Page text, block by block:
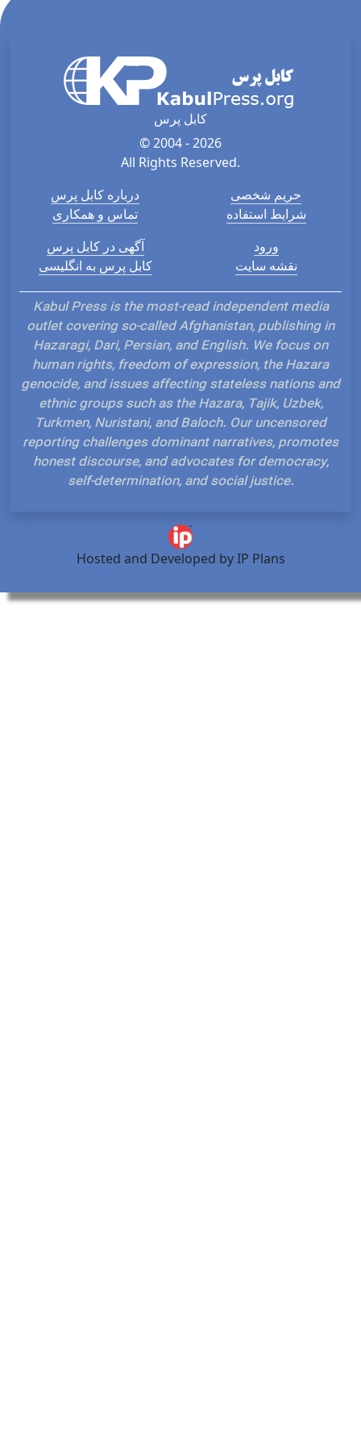
کابل پرس
© 2004 - 2026
All Rights Reserved.
درباره کابل پرس
تماس و همکاری
حریم شخصی
شرایط استفاده
آگهی در کابل پرس
کابل پرس به انگلیسی
نقشه سایت
Kabul Press is the most-read independent
outlet covering so-called Afghanistan,
Hazaragi, Dari, Persian, and English. We focus
human rights, freedom of expression, the
genocide, and issues affecting stateless nations
ethnic groups such as the Hazara, Tajik,
Turkmen, Nuristani, and Baloch. Our
reporting challenges dominant narratives,
honest discourse, and advocates for
self-determination, and social justice.
Hosted and Developed by IP Plans